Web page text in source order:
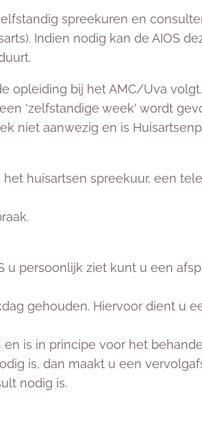
spreekuren en
Indien nodig kan de AIOS
opleiding bij het AMC/Uva
'zelfstandige week' wordt
niet aanwezig en is
huisartsen spreekuur, een
u persoonlijk ziet kunt u een
gehouden. Hiervoor dient u
is in principe voor het
is, dan maakt u een
nodig is.